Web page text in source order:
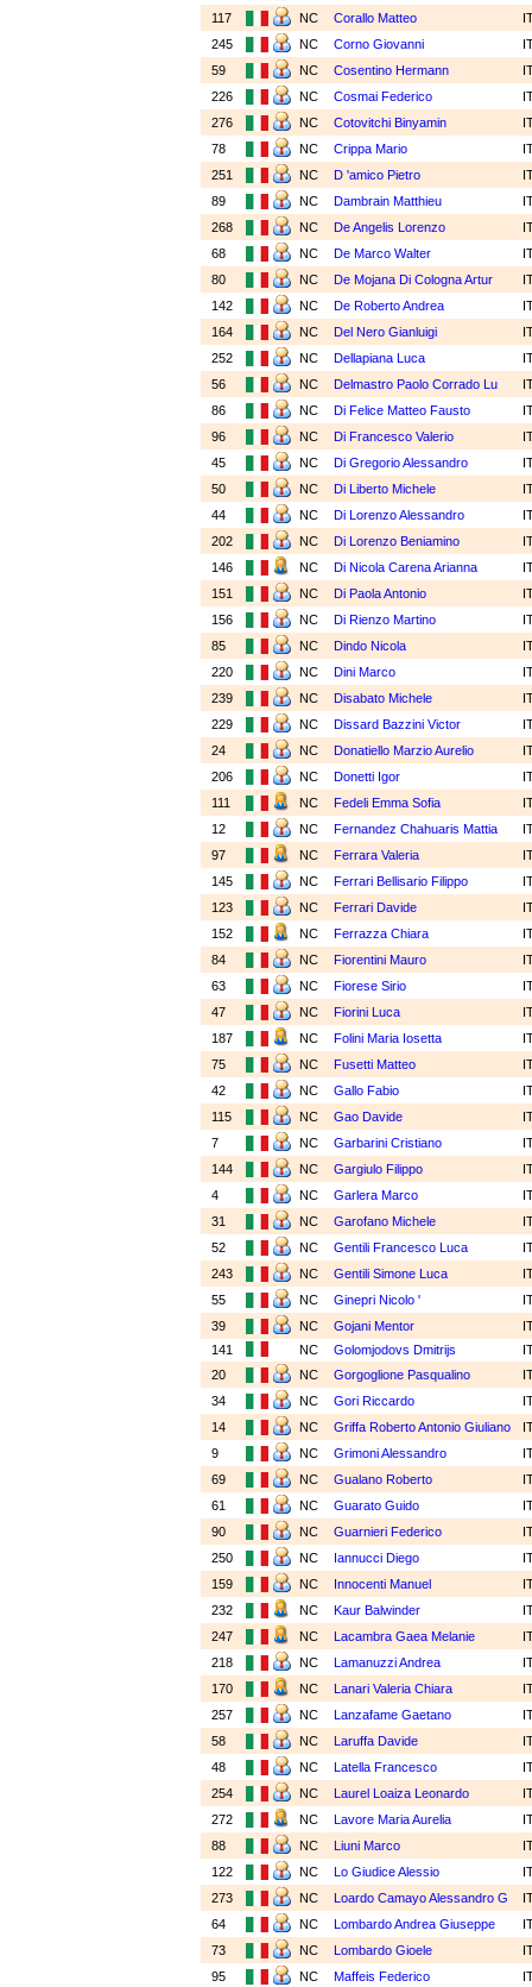
117
NC Corallo Matteo
245
NC Corno Giovanni
59
NC Cosentino Hermann
226
NC Cosmai Federico
276
NC Cotovitchi Binyamin
78
NC Crippa Mario
251
NC D 'amico Pietro
89
NC Dambrain Matthieu
268
NC De Angelis Lorenzo
68
NC De Marco Walter
80
NC De Mojana Di Cologna Artur
142
NC De Roberto Andrea
164
NC Del Nero Gianluigi
252
NC Dellapiana Luca
56
NC Delmastro Paolo Corrado Lu
86
NC Di Felice Matteo Fausto
96
NC Di Francesco Valerio
45
NC Di Gregorio Alessandro
50
NC Di Liberto Michele
44
NC Di Lorenzo Alessandro
202
NC Di Lorenzo Beniamino
146
NC Di Nicola Carena Arianna
151
NC Di Paola Antonio
156
NC Di Rienzo Martino
85
NC Dindo Nicola
220
NC Dini Marco
239
NC Disabato Michele
229
NC Dissard Bazzini Victor
24
NC Donatiello Marzio Aurelio
206
NC Donetti Igor
111
NC Fedeli Emma Sofia
12
NC Fernandez Chahuaris Mattia
97
NC Ferrara Valeria
145
NC Ferrari Bellisario Filippo
123
NC Ferrari Davide
152
NC Ferrazza Chiara
84
NC Fiorentini Mauro
63
NC Fiorese Sirio
47
NC Fiorini Luca
187
NC Folini Maria Iosetta
75
NC Fusetti Matteo
42
NC Gallo Fabio
115
NC Gao Davide
7
NC Garbarini Cristiano
144
NC Gargiulo Filippo
4
NC Garlera Marco
31
NC Garofano Michele
52
NC Gentili Francesco Luca
243
NC Gentili Simone Luca
55
NC Ginepri Nicolo '
39
NC Gojani Mentor
141
NC Golomjodovs Dmitrijs
20
NC Gorgoglione Pasqualino
34
NC Gori Riccardo
14
NC Griffa Roberto Antonio Giuliano
9
NC Grimoni Alessandro
69
NC Gualano Roberto
61
NC Guarato Guido
90
NC Guarnieri Federico
250
NC Iannucci Diego
159
NC Innocenti Manuel
232
NC Kaur Balwinder
247
NC Lacambra Gaea Melanie
218
NC Lamanuzzi Andrea
170
NC Lanari Valeria Chiara
257
NC Lanzafame Gaetano
58
NC Laruffa Davide
48
NC Latella Francesco
254
NC Laurel Loaiza Leonardo
272
NC Lavore Maria Aurelia
88
NC Liuni Marco
122
NC Lo Giudice Alessio
273
NC Loardo Camayo Alessandro G
64
NC Lombardo Andrea Giuseppe
73
NC Lombardo Gioele
95
NC Maffeis Federico